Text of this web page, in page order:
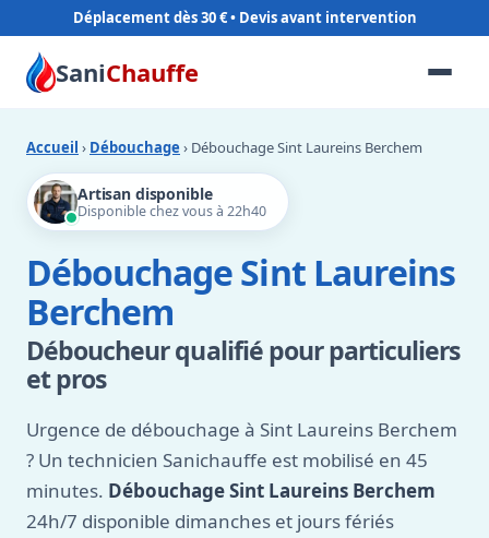
Déplacement dès 30 €
SaniChauffe
Accueil › Débouchage › Débouchage Sint Laureins Berchem
Artisan disponible
Disponible chez vous à 22h40
Débouchage Sint Laureins
Berchem
Déboucheur qualifié pour particuliers
et pros
Urgence de débouchage à Sint Laureins Berchem
? Un technicien Sanichauffe est mobilisé en 45
minutes. Débouchage Sint Laureins Berchem
24h/7 disponible dimanches et jours fériés